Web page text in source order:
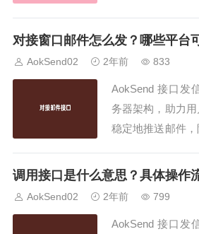
送的理想之选！
对接窗口邮件怎么发？哪些平台
AokSend02 2年前 833
AokSend 接口发
务器架构，助力
稳定地推送邮件
送的理想之选！邮
电子邮件的功能
调用接口是什么意思？具体操作
AokSend02 2年前 799
AokSend 接口发